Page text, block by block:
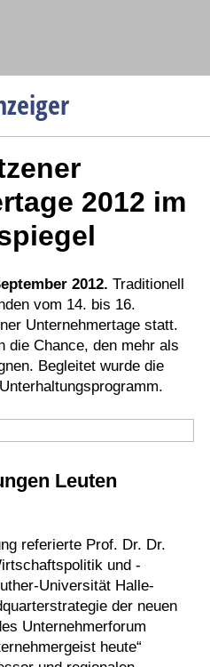
2012 im
2012. Traditionell
vom 14. bis 16.
Unternehmertage statt.
die Chance, den mehr als
Begleitet wurde die
Leuten
referierte Prof. Dr. Dr.
und -
Universität Halle-
der neuen
Unternehmerforum
heute“